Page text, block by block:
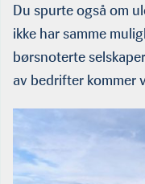
Du spurte også om
ikke har samme
børsnoterte
av bedrifter kommer